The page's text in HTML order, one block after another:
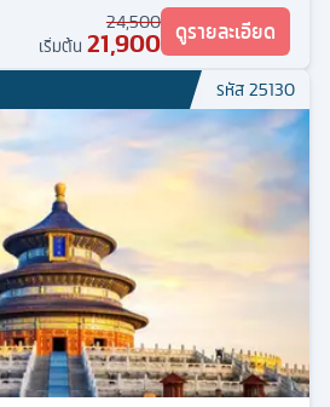
24,500
เริ่มต้น 21,900 ดูรายละเอียด
รหัส25130